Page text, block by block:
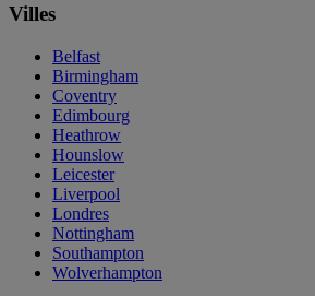
Villes
Belfast
Birmingham
Coventry
Edimbourg
Heathrow
Hounslow
Leicester
Liverpool
Londres
Nottingham
Southampton
Wolverhampton